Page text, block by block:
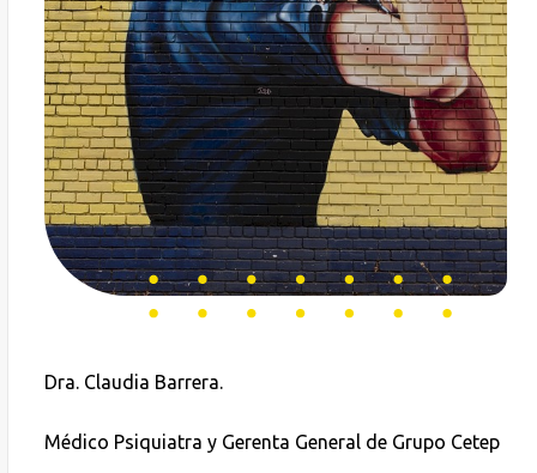
Dra. Claudia Barrera.
Médico Psiquiatra y Gerenta General de Grupo Cetep